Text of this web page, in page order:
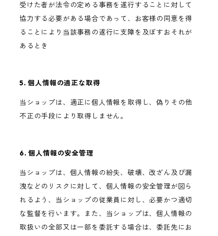
受けた者が法令の定める事務を遂行することに対して
協力する必要がある場合であって、お客様の同意を得
ることにより当該事務の遂行に支障を及ぼすおそれが
あるとき
5. 個人情報の適正な取得
当ショップは、適正に個人情報を取得し、偽りその他
不正の手段により取得しません。
6. 個人情報の安全管理
当ショップは、個人情報の紛失、破壊、改ざん及び漏
洩などのリスクに対して、個人情報の安全管理が図ら
れるよう、当ショップの従業員に対し、必要かつ適切
な監督を行います。また、当ショップは、個人情報の
取扱いの全部又は一部を委託する場合は、委託先にお